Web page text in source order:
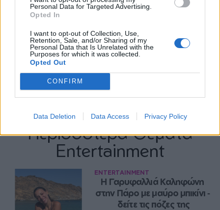
Personal Data for Targeted Advertising.
Opted In
I want to opt-out of Collection, Use,
Retention, Sale, and/or Sharing of my
Personal Data that Is Unrelated with the
Purposes for which it was collected.
Opted Out
CONFIRM
Data Deletion Data Access Privacy Policy
Περισσότερα Θέματα
Entertainment
ENTERTAINMENT
Η Γαρυφαλλιά Καληφώνη
στην Πάρο με μαύρο μπικίνι ‑
δείτε τις πόζες της